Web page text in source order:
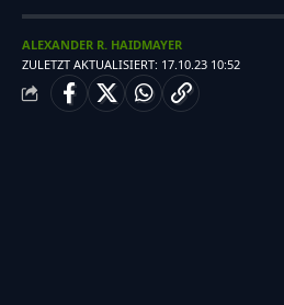
ZULETZT AKTUALISIERT: 17.10.23 10:52
ALEXANDER R. HAIDMAYER